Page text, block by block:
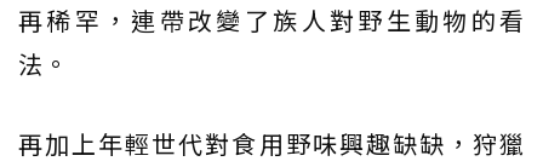
再稀罕，連帶改變了族人對野生動物的看
法。
再加上年輕世代對食用野味興趣缺缺，狩獵